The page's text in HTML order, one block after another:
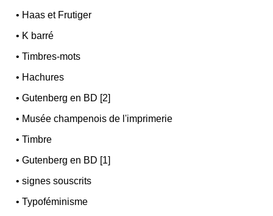
• Haas et Frutiger
• K barré
•Timbres-mots
• Hachures
•Gutenberg en BD [2]
• Musée champenois de l'imprimerie
•Timbre
•Gutenberg en BD [1]
•signes souscrits
•Typoféminisme